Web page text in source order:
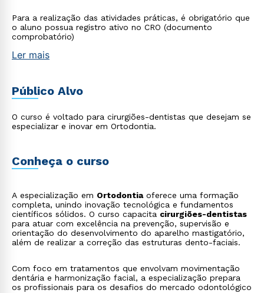
Para a realização das atividades práticas, é obrigatório que
o aluno possua registro ativo no CRO (documento
comprobatório)
Ler mais
Público Alvo
O curso é voltado para cirurgiões-dentistas que desejam se
especializar e inovar em Ortodontia.
Conheça o curso
A especialização em Ortodontiaoferece uma formação
completa, unindo inovação tecnológica e fundamentos
científicos sólidos. O curso capacita cirurgiões-dentistas
para atuar com excelência na prevenção, supervisão e
orientação do desenvolvimento do aparelho mastigatório,
além de realizar a correção das estruturas dento-faciais.
Com foco em tratamentos que envolvam movimentação
dentária e harmonização facial, a especialização prepara
os profissionais para os desafios do mercado odontológico